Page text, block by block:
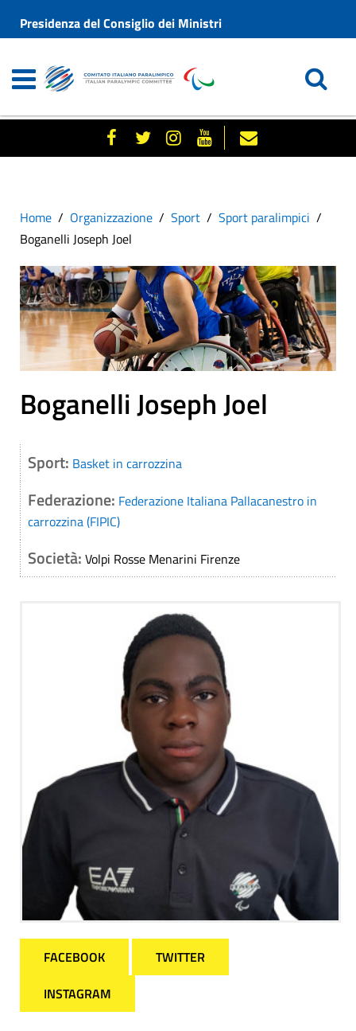
Presidenza del Consiglio dei Ministri
Home Organizzazione Sport
Sport paralimpici
Boganelli Joseph Joel
Boganelli Joseph Joel
Sport: Basket in carrozzina
Federazione: Federazione Italiana Pallacanestro in
carrozzina (FIPIC)
Società: Volpi Rosse Menarini Firenze
FACEBOOK
TWITTER
INSTAGRAM